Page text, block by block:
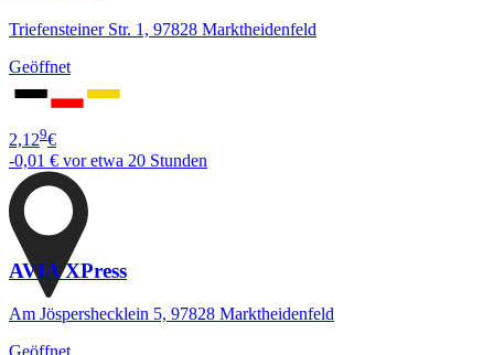
Triefensteiner Str. 1, 97828 Marktheidenfeld
Geöffnet
2,129€
-0,01 € vor etwa 20 Stunden
AVIA XPress
Am Jöspershecklein 5, 97828 Marktheidenfeld
Geöffnet